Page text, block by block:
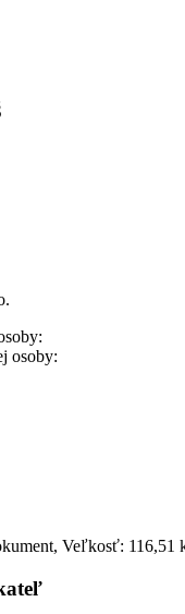
osoby:
Veľkosť: 116,51